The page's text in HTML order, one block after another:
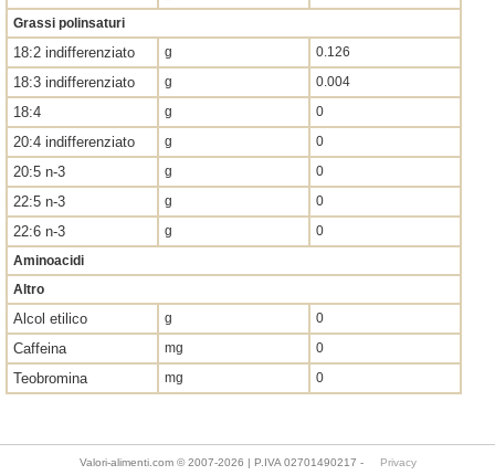
Grassi polinsaturi
18:2 indifferenziato g 0.126
18:3 indifferenziato g 0.004
18:4 g 0
20:4 indifferenziato g 0
20:5 n-3 g 0
22:5 n-3 g 0
22:6 n-3 g
0
Aminoacidi
Altro
Alcol etilico g 0
Caffeina mg 0
Teobromina mg 0
Valori-alimenti.com © 2007-2026 | P.IVA 02701490217 - Privacy